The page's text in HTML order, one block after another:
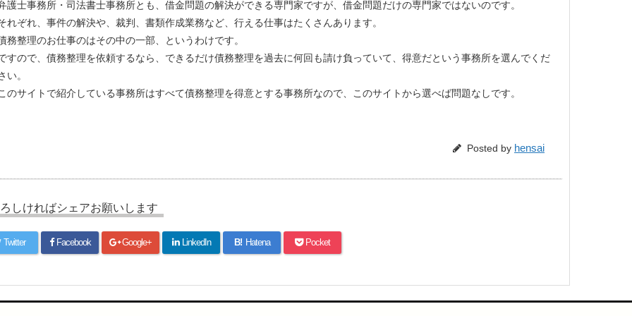
護士事務所・司法書士事務所とも、借金問題の解決ができる専門家ですが、借金問題だけの専門家ではないのです。
れぞれ、事件の解決や、裁判、書類作成業務など、行える仕事はたくさんあります。
務整理のお仕事のはその中の一部、というわけです。
すので、債務整理を依頼するなら、できるだけ債務整理を過去に何回も請け負っていて、得意だという事務所を選んでくだ
い。
のサイトで紹介している事務所はすべて債務整理を得意とする事務所なので、このサイトから選べば問題なしです。
Posted by hensai
しければシェアお願いします
Twitter Facebook Google+ LinkedIn B! Hatena Pocket